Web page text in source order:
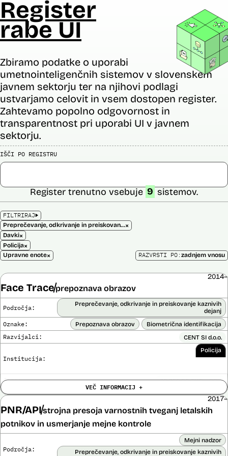
Register
rabe UI
Zbiramo podatke o uporabi
umetnointeligenčnih sistemov v slovenskem
javnem sektorju ter na njihovi podlagi
ustvarjamo celovit in vsem dostopen register.
Zahtevamo popolno odgovornost in
transparentnost pri uporabi UI v javnem
sektorju.
IŠČI PO REGISTRU
FILTRIRAJ
Preprečevanje, odkrivanje in preiskovanje kaznivih dejanj×
Davki×
Policija×
Upravne enote×
Register trenutno vsebuje 9 sistemov.
RAZVRSTI PO:zadnjem vnosu
Face Traceprepoznava obrazov
2014–
Področja:
Preprečevanje, odkrivanje in preiskovanje kaznivih
dejanj
Oznake: Prepoznava obrazov Biometrična identifikacija
Razvijalci: CENT SI d.o.o.
Institucija:
Policija
Cena: 39.650,00 EUR z DDV
licence:
Ni časovno omejena
Analiza učinka na človekove pravice
opravljena:
Analiza učinka na osebne podatke opravljena:
Sistem uporablja algoritme za izdelavo in iskanje biometričnih
VEČ INFORMACIJ +
PNR/APIstrojna presoja varnostnih tveganj letalskih
potnikov in usmerjanje mejne kontrole
2017–
Področja:
Mejni nadzor
Preprečevanje, odkrivanje in preiskovanje kaznivih